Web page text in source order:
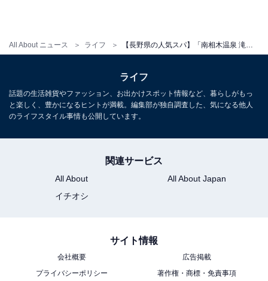
All About ニュース ライフ
福祉風呂などの休憩・日帰り利用設備のみのため）
こちらもおすすめ
【長野県の人気日帰り温泉】「湯の華銭湯 瑞祥
ライフ
話題の生活雑貨やファッション、お出かけスポット情報など、暮らしがもっ
と楽しく、豊かになるヒントが満載。編集部が独自調査した、気になる他人
のライフスタイル事情も公開しています。
関連サービス
All About
All About Japan
イチオシ
サイト情報
会社概要
広告掲載
プライバシーポリシー
著作権・商標・免責事項